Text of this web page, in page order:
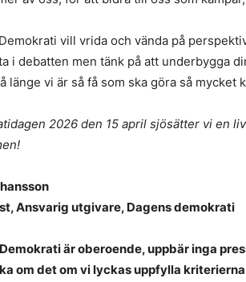
vill vrida och vända på
i debatten men tänk på att underbygga
länge vi är så få som ska göra så mycket
2026 den 15 april sjösätter vi en
Ansvarig utgivare, Dagens demokrati
är oberoende, uppbär inga
om det om vi lyckas uppfylla kriterierna